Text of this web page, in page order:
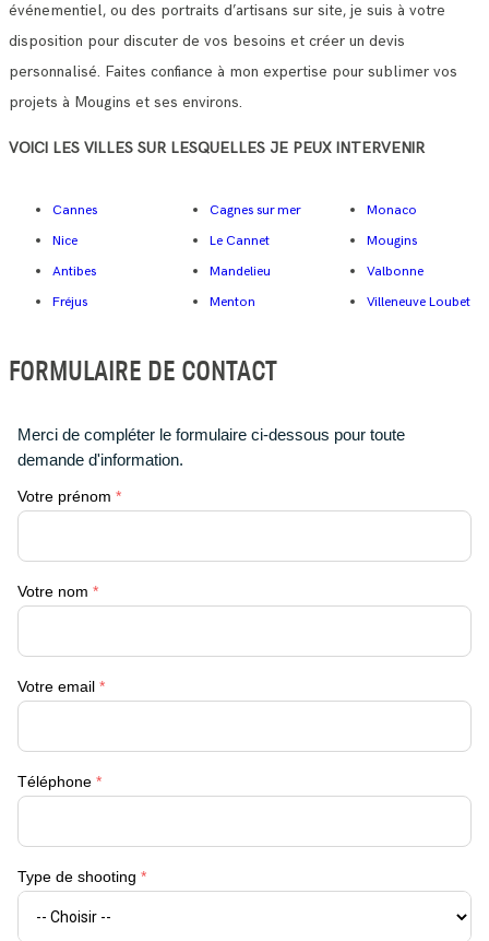
événementiel, ou des portraits d’artisans sur site, je suis à votre
disposition pour discuter de vos besoins et créer un devis
personnalisé. Faites confiance à mon expertise pour sublimer vos
projets à Mougins et ses environs.
VOICI LES VILLES SUR LESQUELLES JE PEUX INTERVENIR
Cannes
Nice
Antibes
Fréjus
Cagnes sur mer
Le Cannet
Mandelieu
Menton
Monaco
Mougins
Valbonne
Villeneuve Loubet
FORMULAIRE DE CONTACT